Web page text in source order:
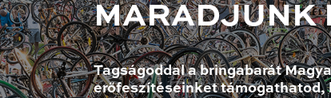
MARADJUNK
Tagságoddal a bringabarát
erőfeszítéseinket támogathatod,